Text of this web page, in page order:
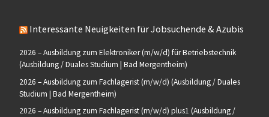
Interessante Neuigkeiten für Jobsuchende & Azubis
2026 – Ausbildung zum Elektroniker (m/w/d) für Betriebstechnik
(Ausbildung / Duales Studium | Bad Mergentheim)
2026 – Ausbildung zum Fachlagerist (m/w/d) (Ausbildung / Duales
Studium | Bad Mergentheim)
2026 – Ausbildung zum Fachlagerist (m/w/d) plus1 (Ausbildung /